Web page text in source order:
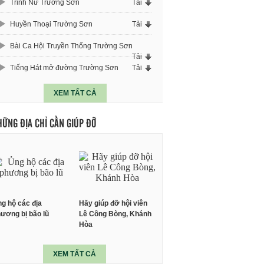
Trinh Nữ Trường Sơn Tải
Huyền Thoại Trường Sơn Tải
Bài Ca Hội Truyền Thống Trường Sơn
Tải
Tiếng Hát mở đường Trường Sơn
Tải
XEM TẤT CẢ
ĐỊA CHỈ CẦN GIÚP ĐỠ
hộ các địa
bị bão lũ
Hãy giúp đỡ hội viên
Lê Công Bòng, Khánh
Hòa
XEM TẤT CẢ